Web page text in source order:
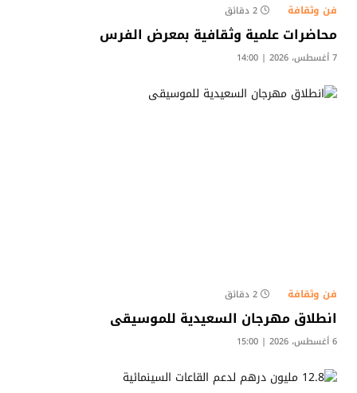
فن وثقافة 2 دقائق
محاضرات علمية وثقافية بمعرض الفرس
7 أغسطس، 2026 | 14:00
فن وثقافة 2 دقائق
انطلاق مهرجان السعيدية للموسيقى
6 أغسطس، 2026 | 15:00